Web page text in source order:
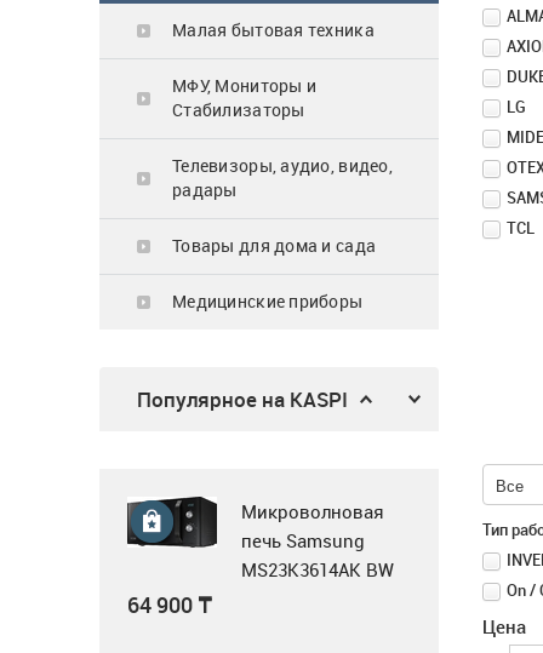
Малая бытовая техника
МФУ, Мониторы и
Стабилизаторы
Телевизоры, аудио, видео,
радары
Товары для дома и сада
Медицинские приборы
Популярное на KASPI
Газовая поверхность
Midea MG3205X
62 900₸
Микроволновка
MWG20
Микроволновая
печь Samsung
MS23K3614AK BW
64 900 ₸
Tribilo 120960
276 950₸
LG
TCL
Все
Тип
On /
Цена